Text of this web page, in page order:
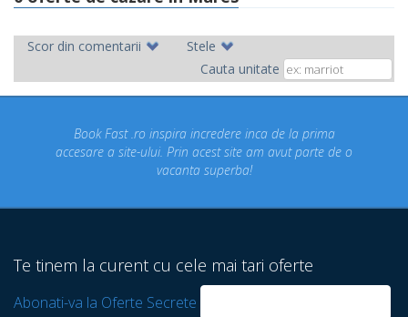
Scor din comentarii
Stele
Cauta unitate
inca de la prima
site am avut parte de o
Concediul nostru rezervat
un concediu de vis. Am
despre care nu stiam ca
Te tinem la curent cu cele mai tari oferte
Abonati-va la Oferte Secrete